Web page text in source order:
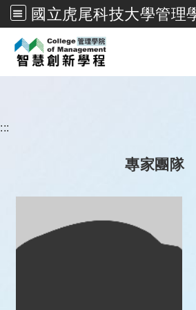
跳到主要內容
:::
專家團隊